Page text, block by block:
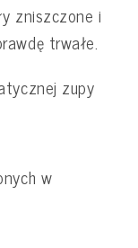
zniszczone i
trwałe.
zupy
w